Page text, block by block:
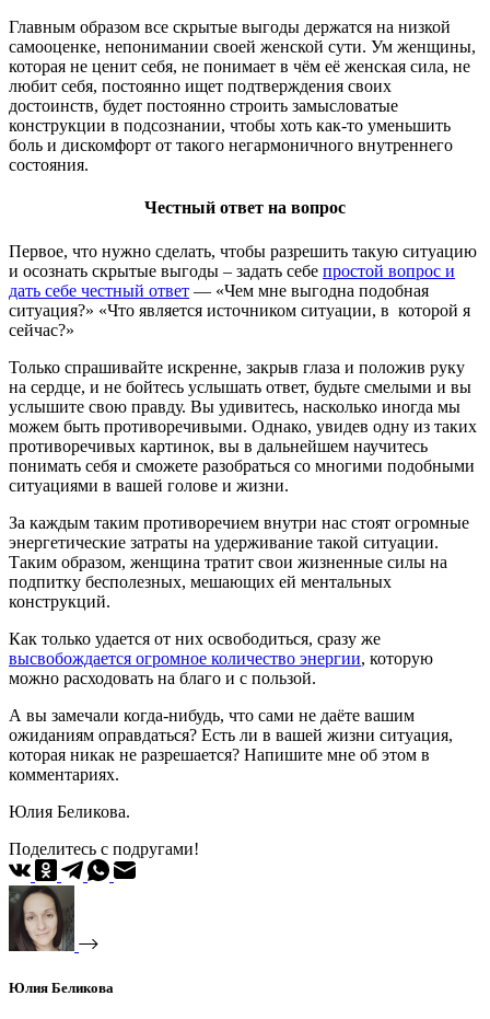
Главным образом все скрытые выгоды держатся на низкой
самооценке, непонимании своей женской сути. Ум женщины,
которая не ценит себя, не понимает в чём её женская сила, не
любит себя, постоянно ищет подтверждения своих
достоинств, будет постоянно строить замысловатые
конструкции в подсознании, чтобы хоть как-то уменьшить
боль и дискомфорт от такого негармоничного внутреннего
состояния.
Честный ответ на вопрос
Первое, что нужно сделать, чтобы разрешить такую ситуацию
и осознать скрытые выгоды – задать себе простой вопрос и
дать себе честный ответ — «Чем мне выгодна подобная
ситуация?» «Что является источником ситуации, в которой я
сейчас?»
Только спрашивайте искренне, закрыв глаза и положив руку
на сердце, и не бойтесь услышать ответ, будьте смелыми и вы
услышите свою правду. Вы удивитесь, насколько иногда мы
можем быть противоречивыми. Однако, увидев одну из таких
противоречивых картинок, вы в дальнейшем научитесь
понимать себя и сможете разобраться со многими подобными
ситуациями в вашей голове и жизни.
За каждым таким противоречием внутри нас стоят огромные
энергетические затраты на удерживание такой ситуации.
Таким образом, женщина тратит свои жизненные силы на
подпитку бесполезных, мешающих ей ментальных
конструкций.
Как только удается от них освободиться, сразу же
высвобождается огромное количество энергии, которую
можно расходовать на благо и с пользой.
А вы замечали когда-нибудь, что сами не даёте вашим
ожиданиям оправдаться? Есть ли в вашей жизни ситуация,
которая никак не разрешается? Напишите мне об этом в
комментариях.
Юлия Беликова.
Поделитесь с подругами!
Юлия Беликова